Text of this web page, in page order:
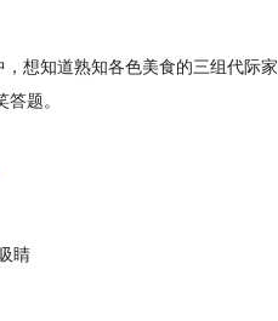
想知道熟知各色美食的三组代际家
题。
睛